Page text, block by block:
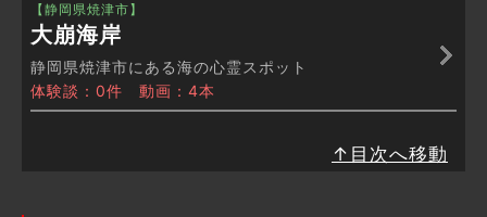
【静岡県焼津市】
大崩海岸
静岡県焼津市にある海の心霊スポット
体験談：0件 動画：4本
↑目次へ移動